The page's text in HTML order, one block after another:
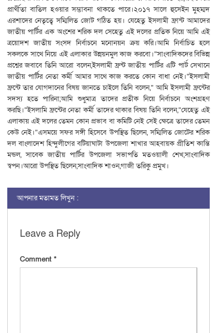
প্রার্থীতা বাতিল হওয়ার সম্ভাবনা থাকতে পারে।২০১৭ সালে হুসেইন মুহম্মদ
এরশাদের নেতৃত্বে সম্মিলিত জোট গঠিত হয়। যেহেতু ইসলামী ফ্রান্ট আমাদের
জাতীয় পার্টির এক অংশের শরিক দল সেহেতু এই দলের প্রতিক নিয়ে আমি এই
ত্রয়োদশ জাতীয় সংসদ নির্বাচনে মনোনয়ন ক্রয় করি।আমি নির্বাচিত হলে
সকলকে সাথে নিয়ে এই এলাকার উন্নয়নমুল কাজ করবো।”সাংবাদিকদের বিভিন্ন
প্রশ্নের জবাবে তিনি আরো বলেন,ইসলামী ফ্রন্ট জাতীয় পার্টির এটি পার্ট সেখানে
জাতীয় পার্টির নেতা কর্মী আমার সাথে কাজ করতে কোন বাধা নেই।”ইসলামী
ফ্রন্টে তার যোগদানের বিষয় জানতে চাইলে তিনি বলেন,” আমি ইসলামী ফ্রন্টের
সদস্য হতে পারিনা,আমি শুধুমাত্র তাদের প্রতীক নিয়ে নির্বাচনে অংশগ্রহণ
করছি।”ইসলামি ফ্রন্টের নেতা কর্মী তাদের থাকার বিষয় তিনি বলেন,”যেহেতু এই
এলাকায় এই দলের তেমন কোন প্রভাব বা কমিটি নেই সেই ক্ষেত্রে তাদের তেমন
কেউ নেই।”এসময়ে সফর সঙ্গী হিসেবে উপস্থিত ছিলেন, সম্মিলিত জোটের শরিক
দল বাংলাদেশ হিন্দুলীগের বটিয়াঘাটা উপজেলা শাখার আহবায়ক প্রীতিশ কান্তি
মন্ডল, সাবেক জাতীয় পার্টির উপজেলা সভাপতি মতওয়ালী শেখ,সাংবাদিক
স্বপন।আরো উপস্থিত ছিলেন,সাংবাদিক শাওন,গাজী তরিকু প্রমুখ।
আপনার মতামত লিখুন :
Leave a Reply
Comment *